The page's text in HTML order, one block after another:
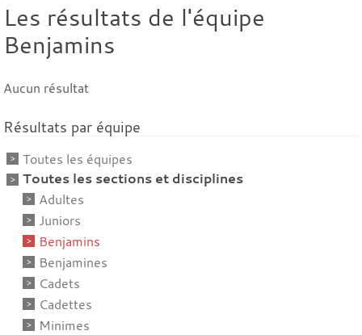
Les résultats de l'équipe
Benjamins
Aucun résultat
Résultats par équipe
Toutes les équipes
Toutes les sections et disciplines
Adultes
Juniors
Benjamins
Benjamines
Cadets
Cadettes
Minimes